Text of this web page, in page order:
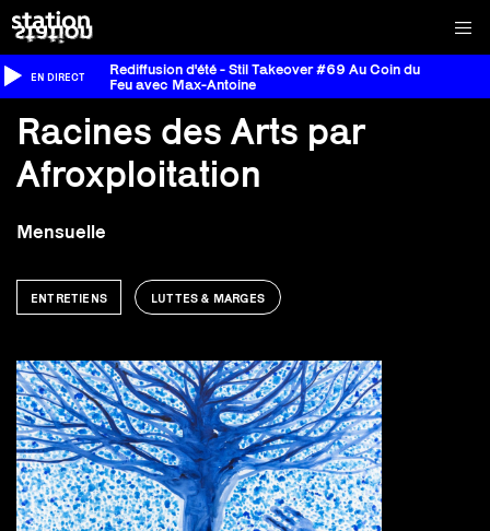
EN DIRECT
Rediffusion d'été - Stil Takeover #69 Au Coin du
Feu avec Max-Antoine
Racines des Arts par
Afroxploitation
Mensuelle
ENTRETIENS LUTTES & MARGES